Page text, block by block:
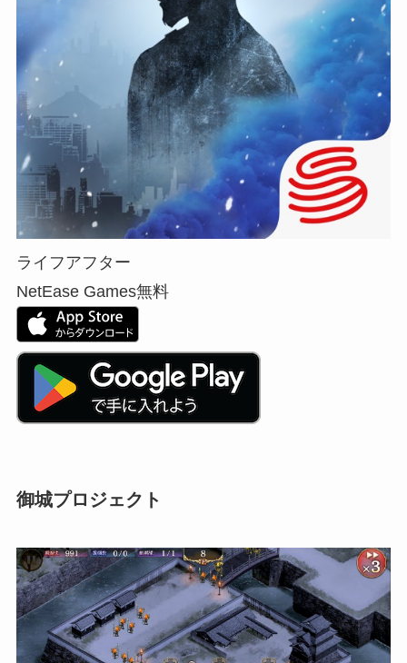
ライフアフター
NetEase Games無料
御城プロジェクト